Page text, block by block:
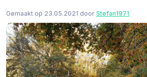
Gemaakt op 23.05.2021 door Stefan1971